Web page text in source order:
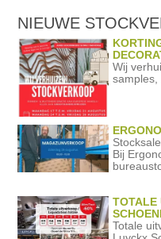
NIEUWE
Wij
samples,
Bij
TOTALE
Totale